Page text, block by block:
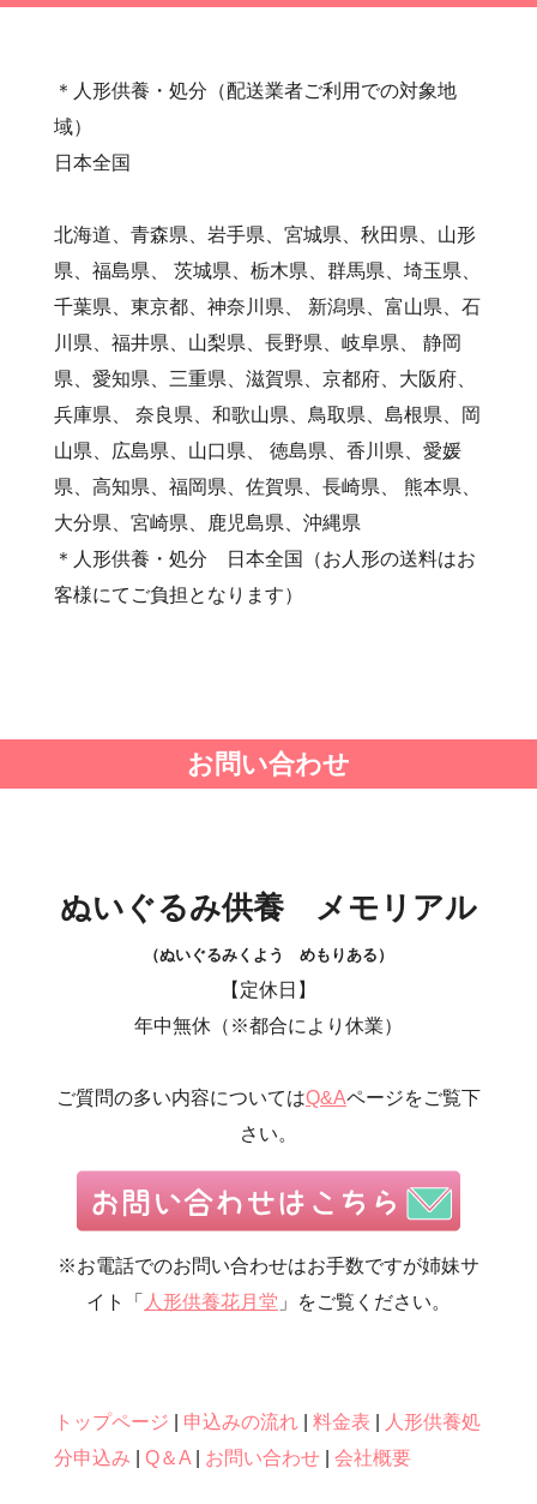
・第31回人形供養祭(平成31年3月13日(水))
・第30回人形供養祭(平成30年11月28日(水))
・第29回人形供養祭(平成30年5月23日(水))
・第27回人形供養祭(平成29年6月14日(水))
・第26回人形供養祭(平成28年12月15日(木))
・第25回人形供養祭(平成28年6月16日(木))
・第24回人形供養祭(平成27年11月27日)
・第23回人形供養祭(平成26年12月5日)
・第22回人形供養祭(平成26年4月28日)
・第21回人形供養祭(平成25年12月26日)
・第20回人形供養祭(平成25年5月10日)
・第19回人形供養祭(平成24年11月27日)
・第18回人形供養祭(平成24年6月21日)
・第17回人形供養祭(平成24年2月17日)
・第13回人形供養祭(平成22年6月8日)
・第12回人形供養祭(平成22年3月9日)
・第8回人形供養祭(平成21年2月18日)
・第7回人形供養祭(平成20年11月25日)
・第6回人形供養祭(平成20年9月24日)
・第5回人形供養祭(平成20年7月23日)
・第3回人形供養祭(平成20年3月17日)
・第2回人形供養祭(平成20年1月10日)
・第1回人形供養祭(平成19年11月20日)
＊人形供養・処分（配送業者ご利用での対象地
域）
日本全国
北海道、青森県、岩手県、宮城県、秋田県、山形
県、福島県、 茨城県、栃木県、群馬県、埼玉県、
千葉県、東京都、神奈川県、 新潟県、富山県、石
川県、福井県、山梨県、長野県、岐阜県、 静岡
県、愛知県、三重県、滋賀県、京都府、大阪府、
兵庫県、 奈良県、和歌山県、鳥取県、島根県、岡
山県、広島県、山口県、 徳島県、香川県、愛媛
県、高知県、福岡県、佐賀県、長崎県、 熊本県、
大分県、宮崎県、鹿児島県、沖縄県
＊人形供養・処分 日本全国（お人形の送料はお
客様にてご負担となります）
お問い合わせ
ぬいぐるみ供養 メモリアル
（ぬいぐるみくよう めもりある）
【定休日】
年中無休（※都合により休業）
ご質問の多い内容についてはQ&Aページをご覧下
さい。
※お電話でのお問い合わせはお手数ですが姉妹サ
イト「 人形供養花月堂 」をご覧ください。
トップページ 申込みの流れ| 料金表
人形供養処
分申込み
Q＆A| お問い合わせ| 会社概要